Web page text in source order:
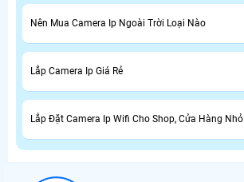
Nên Mua Camera Ip Ngoài Trời Loại Nào
Lắp Camera Ip Giá Rẻ
Lắp Đặt Camera Ip Wifi Cho Shop, Cửa Hàng Nhỏ